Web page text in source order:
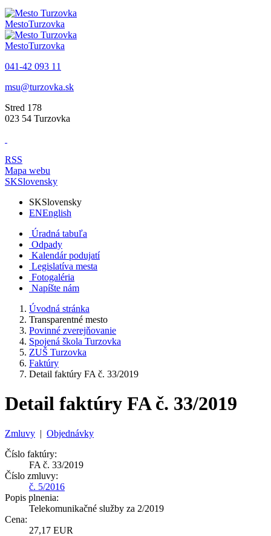
MestoTurzovka
MestoTurzovka
041-42 093 11
msu@turzovka.sk
Stred 178
023 54 Turzovka
RSS
Mapa webu
SKSlovensky
SKSlovensky
ENEnglish
Úradná tabuľa
Odpady
Kalendár podujatí
Legislatíva mesta
Fotogaléria
Napíšte nám
Úvodná stránka
Transparentné mesto
Povinné zverejňovanie
Spojená škola Turzovka
ZUŠ Turzovka
Faktúry
Detail faktúry FA č. 33/2019
Detail faktúry FA č. 33/2019
Zmluvy | Objednávky
Číslo faktúry:
FA č. 33/2019
Číslo zmluvy:
č. 5/2016
Popis plnenia:
Telekomunikačné služby za 2/2019
Cena:
27,17 EUR